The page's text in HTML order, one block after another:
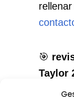
🎯
Taylor